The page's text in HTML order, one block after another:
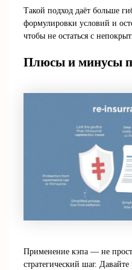
Такой подход даёт больше
формулировки условий и
чтобы не остаться с
Плюсы и минусы
Применение кэпа — не
стратегический шаг.